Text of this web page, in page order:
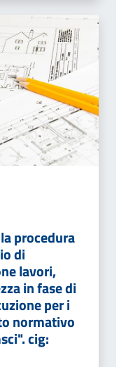
procedura
di
lavori,
in fase di
per i
normativo
cig: